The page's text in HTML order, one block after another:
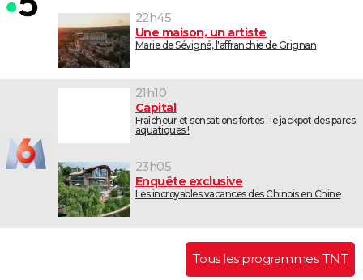
22h45
Une maison, un artiste
Marie de Sévigné, l'affranchie de Grignan
21h10
Capital
Fraîcheur et sensations fortes : le jackpot des parcs
aquatiques !
23h05
Enquête exclusive
Les incroyables vacances des Chinois en Chine
Tous les programmes TNT